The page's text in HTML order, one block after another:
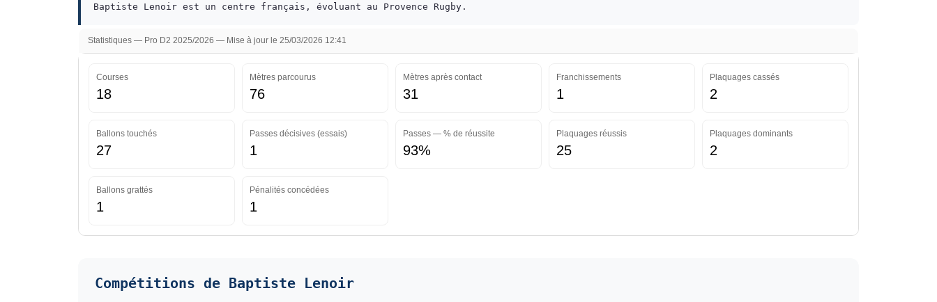
Baptiste Lenoir est un centre français, évoluant au Provence Rugby.
Statistiques — Pro D2 2025/2026 — Mise à jour le 25/03/2026 12:41
Courses
18
Mètres parcourus
76
Mètres après contact
31
Franchissements
1
Plaquages cassés
2
Ballons touchés
27
Passes décisives (essais)
1
Passes — % de réussite
93%
Plaquages réussis
25
Plaquages dominants
2
Ballons grattés
1
Pénalités concédées
1
Compétitions de Baptiste Lenoir